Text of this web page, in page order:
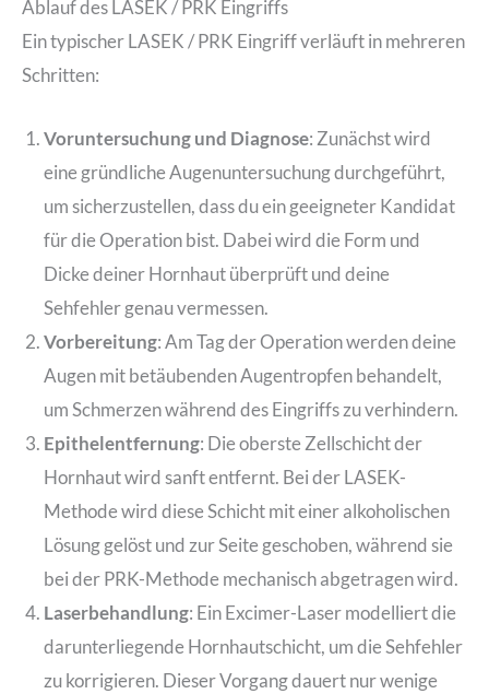
Ablauf des LASEK / PRK Eingriffs
Ein typischer LASEK / PRK Eingriff verläuft in mehreren
Schritten:
Voruntersuchung und Diagnose: Zunächst wird
eine gründliche Augenuntersuchung durchgeführt,
um sicherzustellen, dass du ein geeigneter Kandidat
für die Operation bist. Dabei wird die Form und
Dicke deiner Hornhaut überprüft und deine
Sehfehler genau vermessen.
Vorbereitung: Am Tag der Operation werden deine
Augen mit betäubenden Augentropfen behandelt,
um Schmerzen während des Eingriffs zu verhindern.
Epithelentfernung: Die oberste Zellschicht der
Hornhaut wird sanft entfernt. Bei der LASEK-
Methode wird diese Schicht mit einer alkoholischen
Lösung gelöst und zur Seite geschoben, während sie
bei der PRK-Methode mechanisch abgetragen wird.
Laserbehandlung: Ein Excimer-Laser modelliert die
darunterliegende Hornhautschicht, um die Sehfehler
zu korrigieren. Dieser Vorgang dauert nur wenige